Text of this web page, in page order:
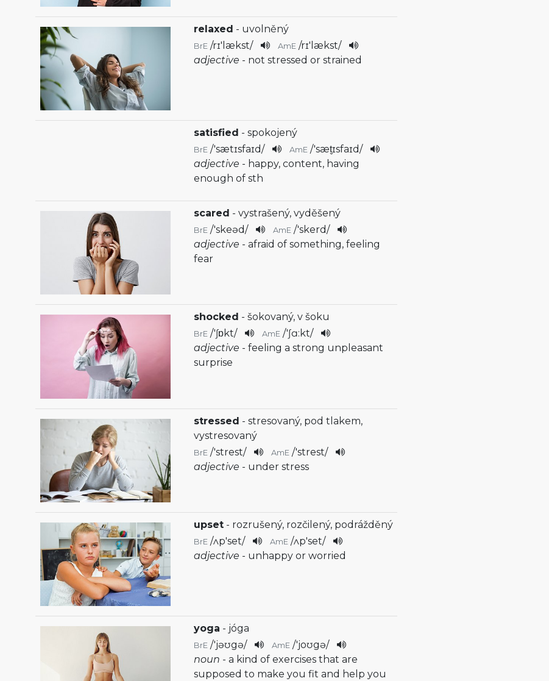
relaxed - uvolněný
BrE /rɪ'lækst/ AmE /rɪ'lækst/
adjective - not stressed or strained
satisfied - spokojený
BrE /'sætɪsfaɪd/ AmE /'sæt̬ɪsfaɪd/
adjective - happy, content, having
enough of sth
scared - vystrašený, vyděšený
BrE /'skeəd/ AmE /'skerd/
adjective - afraid of something, feeling
fear
shocked - šokovaný, v šoku
BrE /'ʃɒkt/ AmE /'ʃɑ:kt/
adjective - feeling a strong unpleasant
surprise
stressed - stresovaný, pod tlakem,
vystresovaný
BrE /'strest/ AmE /'strest/
adjective - under stress
upset - rozrušený, rozčilený, podrážděný
BrE /ʌp'set/ AmE /ʌp'set/
adjective - unhappy or worried
yoga - jóga
BrE /'jəʊgə/ AmE /'joʊgə/
noun - a kind of exercises that are
supposed to make you fit and help you